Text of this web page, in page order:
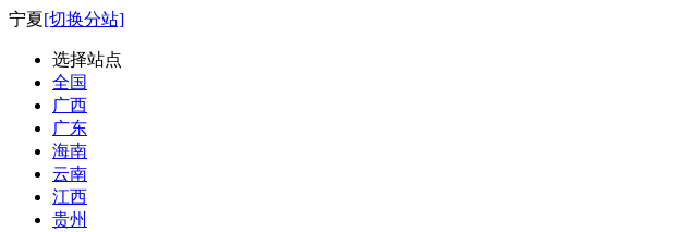
宁夏[切换分站]
选择站点
全国
广西
广东
海南
云南
江西
贵州